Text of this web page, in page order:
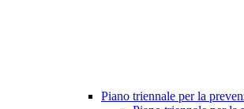
Piano triennale per la